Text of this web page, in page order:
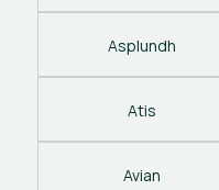
Asplundh
Atis
Avian